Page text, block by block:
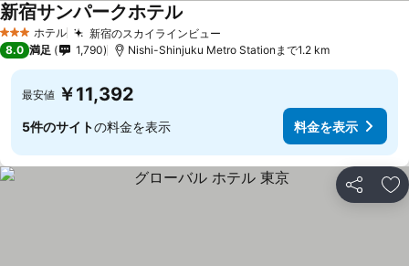
3 ホテルのランク
ホテル 新宿のスカイラインビュー
新宿サンパークホテル
8.0 満足 1,790 Nishi-Shinjuku Metro Stationまで1.2 km
最安値 ￥11,392
5件のサイトの料金を表示 料金を表示
シェア お